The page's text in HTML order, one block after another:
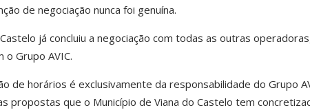
de negociação nunca foi genuína.
já concluiu a negociação com todas as outras
Grupo AVIC.
de horários é exclusivamente da responsabilidade do Grupo
propostas que o Município de Viana do Castelo tem